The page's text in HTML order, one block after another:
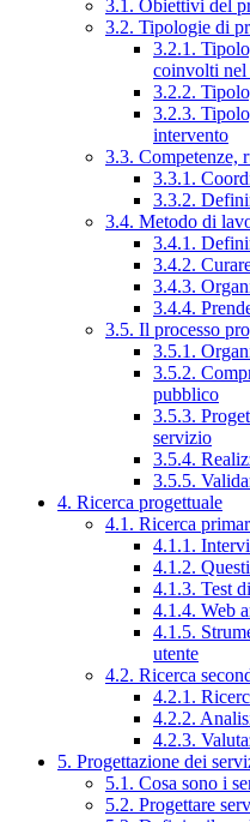
3.1. Obiettivi del
3.2. Tipologie di
3.2.1.
coinvolti nel
3.2.2.
3.2.3.
intervento
3.3. Competenze,
3.3.1.
3.3.2.
3.4. Metodo di
3.4.1.
3.4.2.
3.4.3.
3.4.4.
3.5. Il processo
3.5.1.
3.5.2.
pubblico
3.5.3.
servizio
3.5.4.
3.5.5.
4. Ricerca progettuale
4.1. Ricerca
4.1.1.
4.1.2.
4.1.3. Test
4.1.4. Web
4.1.5.
utente
4.2. Ricerca
4.2.1.
4.2.2.
4.2.3.
5. Progettazione dei
5.1. Cosa sono i
5.2. Progettare